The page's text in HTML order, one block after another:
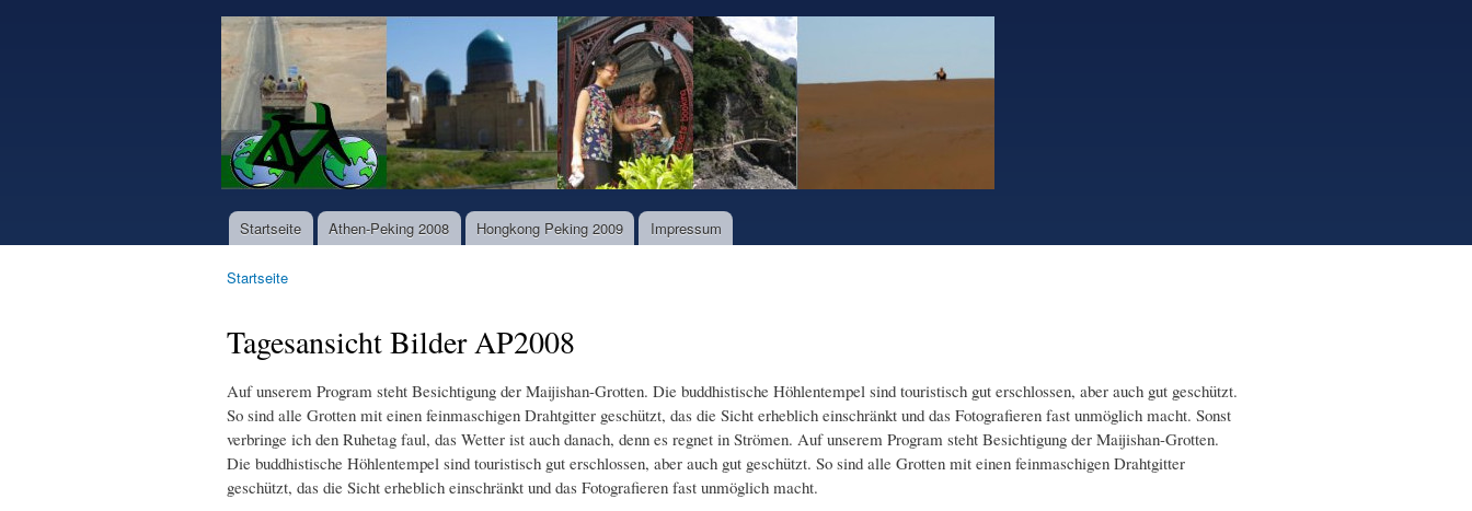
Direkt
zum
Inhalt
www.world-
bike-
tours.com
Hauptmenü
Startseite Athen-Peking 2008 Hongkong Peking 2009 Impressum
Startseite
Tagesansicht Bilder AP2008
Auf unserem Program steht Besichtigung der Maijishan-Grotten. Die buddhistische Höhlentempel sind touristisch gut erschlossen, aber auch gut geschützt.
So sind alle Grotten mit einen feinmaschigen Drahtgitter geschützt, das die Sicht erheblich einschränkt und das Fotografieren fast unmöglich macht. Sonst
verbringe ich den Ruhetag faul, das Wetter ist auch danach, denn es regnet in Strömen. Auf unserem Program steht Besichtigung der Maijishan-Grotten.
Die buddhistische Höhlentempel sind touristisch gut erschlossen, aber auch gut geschützt. So sind alle Grotten mit einen feinmaschigen Drahtgitter
geschützt, das die Sicht erheblich einschränkt und das Fotografieren fast unmöglich macht.